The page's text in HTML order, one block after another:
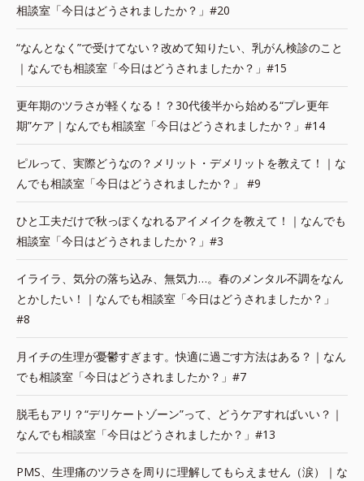
相談室「今日はどうされましたか？」#20
“なんとなく”で受けてない？改めて知りたい、乳がん検診のこと
｜なんでも相談室「今日はどうされましたか？」#15
更年期のツラさが軽くなる！？30代後半から始める“プレ更年
期”ケア｜なんでも相談室「今日はどうされましたか？」#14
ピルって、実際どうなの？メリット・デメリットを教えて！｜な
んでも相談室「今日はどうされましたか？」 #9
ひと工夫だけで秋っぽくなれるアイメイクを教えて！｜なんでも
相談室「今日はどうされましたか？」#3
イライラ、気分の落ち込み、無気力…。春のメンタル不調をなん
とかしたい！｜なんでも相談室「今日はどうされましたか？」
#8
月イチの生理が憂鬱すぎます。快適に過ごす方法はある？｜なん
でも相談室「今日はどうされましたか？」#7
脱毛もアリ？“デリケートゾーン”って、どうケアすればいい？｜
なんでも相談室「今日はどうされましたか？」#13
PMS、生理痛のツラさを周りに理解してもらえません（涙）｜な